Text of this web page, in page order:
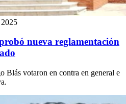
nueva reglamentación
Blás votaron en contra en general e